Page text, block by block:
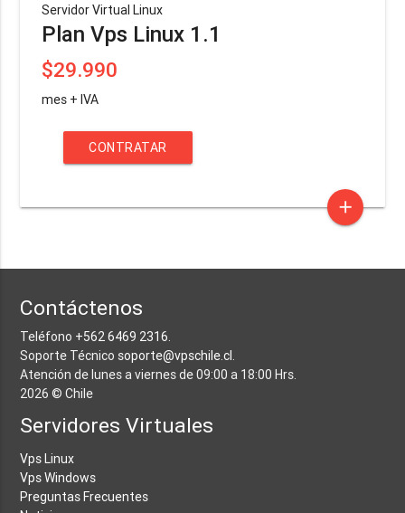
Servidor Virtual Linux
Plan Vps Linux 1.1
$29.990
mes + IVA
CONTRATAR
add
Contáctenos
Teléfono +562 6469 2316.
Soporte Técnico soporte@vpschile.cl.
Atención de lunes a viernes de 09:00 a 18:00 Hrs.
2026 © Chile
Servidores Virtuales
Vps Linux
Vps Windows
Preguntas Frecuentes